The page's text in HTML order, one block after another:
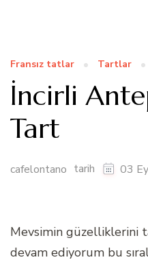
Fransız tatlar Tartlar
İncirli
Tart
cafelontano tarih 03
Mevsimin güzelliklerini
devam ediyorum bu